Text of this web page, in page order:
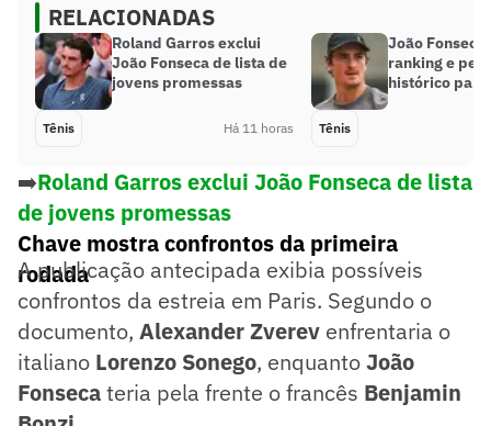
RELACIONADAS
Roland Garros exclui
João Fonseca de lista de
jovens promessas
Tênis Há 11 horas
João Fonseca
ranking e
histórico
Tênis
➡️Roland Garros exclui João Fonseca de lista
de jovens promessas
Chave mostra confrontos da primeira
rodada
A publicação antecipada exibia possíveis
confrontos da estreia em Paris. Segundo o
documento, Alexander Zverev enfrentaria o
italiano Lorenzo Sonego, enquantoJoão
Fonsecateria pela frente o francês Benjamin